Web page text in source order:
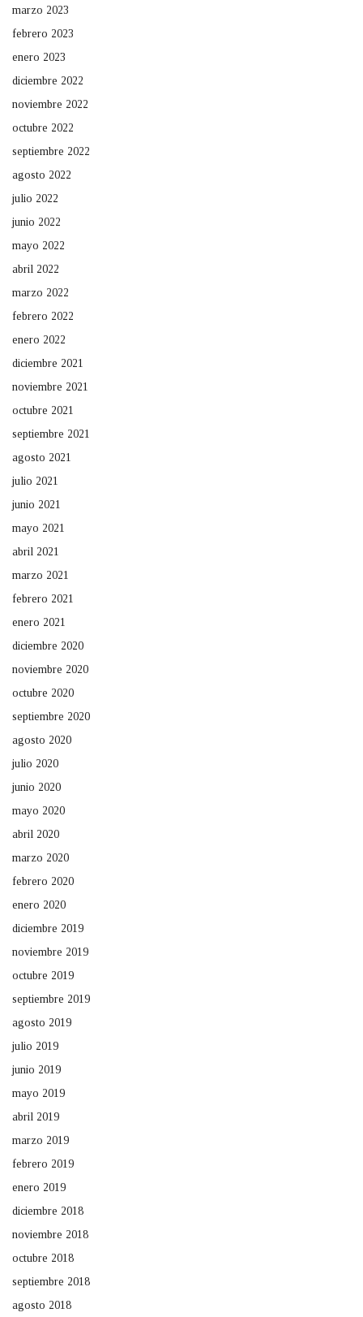
marzo 2023
febrero 2023
enero 2023
diciembre 2022
noviembre 2022
octubre 2022
septiembre 2022
agosto 2022
julio 2022
junio 2022
mayo 2022
abril 2022
marzo 2022
febrero 2022
enero 2022
diciembre 2021
noviembre 2021
octubre 2021
septiembre 2021
agosto 2021
julio 2021
junio 2021
mayo 2021
abril 2021
marzo 2021
febrero 2021
enero 2021
diciembre 2020
noviembre 2020
octubre 2020
septiembre 2020
agosto 2020
julio 2020
junio 2020
mayo 2020
abril 2020
marzo 2020
febrero 2020
enero 2020
diciembre 2019
noviembre 2019
octubre 2019
septiembre 2019
agosto 2019
julio 2019
junio 2019
mayo 2019
abril 2019
marzo 2019
febrero 2019
enero 2019
diciembre 2018
noviembre 2018
octubre 2018
septiembre 2018
agosto 2018